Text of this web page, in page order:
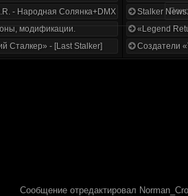
- Народная Солянка+DMX 1.3.5.ООП.МА.К.
модификации.
Сталкер» - [Last Stalker]
Stalker
«Legend
Создатели
Сообщение отредактировал